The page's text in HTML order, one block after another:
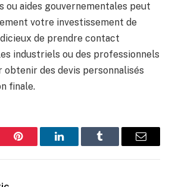
ou aides gouvernementales peut
votre investissement de
de prendre contact
industriels ou des professionnels
obtenir des devis personnalisés
finale.
Pinterest LinkedInTumblr Email